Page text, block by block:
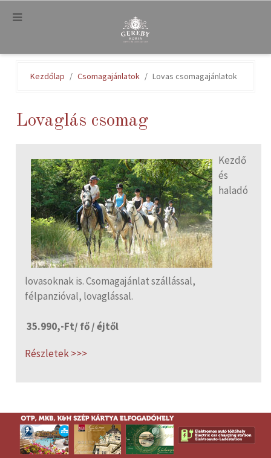
.
Kezdőlap Csomagajánlatok Lovas csomagajánlatok
Lovaglás csomag
Kezdő
és
haladó
lovasoknak is. Csomagajánlat szállással,
félpanzióval, lovaglással.
35.990,-Ft/ fő / éjtől
Részletek >>>